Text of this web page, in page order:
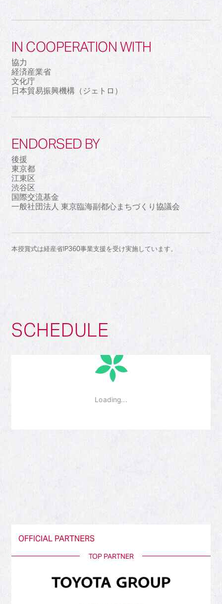
IN COOPERATION WITH
協力
経済産業省
文化庁
日本貿易振興機構（ジェトロ）
ENDORSED BY
後援
東京都
江東区
渋谷区
国際交流基金
一般社団法人 東京臨海副都心まちづくり協議会
本授賞式は経産省IP360事業支援を受け実施しています。
SCHEDULE
OFFICIAL PARTNERS
TOP PARTNER